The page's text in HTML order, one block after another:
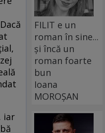
iar
FILIT e un
roman în sine...
și încă un
roman foarte
bun
Ioana
MOROȘAN